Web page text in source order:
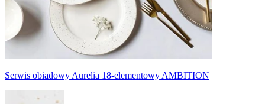
Serwis obiadowy Aurelia 18-elementowy AMBITION